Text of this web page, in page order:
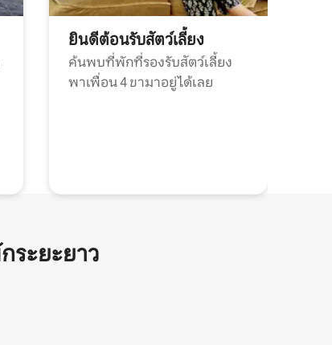
ยินดีต้อนรับสัตว์เลี้ยง
ค้นพบที่พักที่รองรับสัตว์เลี้ยง
พาเพื่อน 4 ขามาอยู่ได้เลย
ระยะยาว